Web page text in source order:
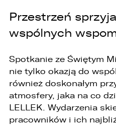
Przestrzeń
wspólnych
Spotkanie ze Świętym
nie tylko okazją do
również doskonałym
atmosfery, jaka na co
LELLEK. Wydarzenia
pracowników i ich
obsługi klienta,
2. przygotowania oferty;
3. weryfikacji możliwości
5. obsługi zgłoszeń i
zgłoszenia.